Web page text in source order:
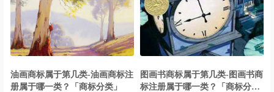
油画商标属于第几类-油画商标注
册属于哪一类？「商标分类」
图画书商标属于第几类-图画书商
标注册属于哪一类？「商标分